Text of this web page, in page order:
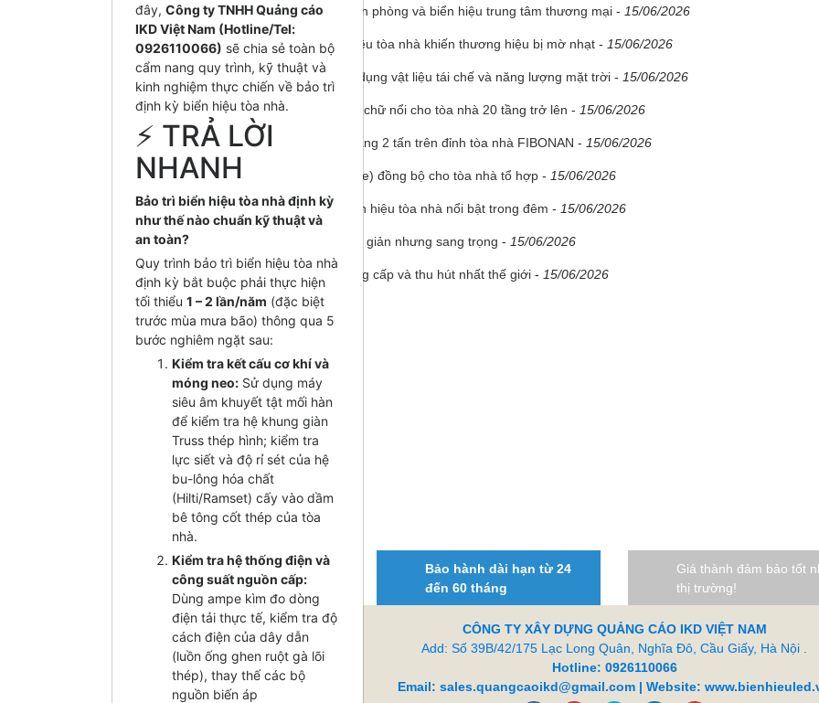
đây, Công ty TNHH Quảng cáo
IKD Việt Nam (Hotline/Tel:
0926110066) sẽ chia sẻ toàn bộ
cẩm nang quy trình, kỹ thuật và
kinh nghiệm thực chiến về bảo trì
định kỳ biển hiệu tòa nhà.
⚡ TRẢ LỜI
NHANH
Bảo trì biển hiệu tòa nhà định kỳ
như thế nào chuẩn kỹ thuật và
an toàn?
Quy trình bảo trì biển hiệu tòa nhà
định kỳ bắt buộc phải thực hiện
tối thiểu 1 – 2 lần/năm (đặc biệt
trước mùa mưa bão) thông qua 5
bước nghiêm ngặt sau:
Kiểm tra kết cấu cơ khí và
móng neo: Sử dụng máy
siêu âm khuyết tật mối hàn
để kiểm tra hệ khung giàn
Truss thép hình; kiểm tra
lực siết và độ rỉ sét của hệ
bu-lông hóa chất
(Hilti/Ramset) cấy vào dầm
bê tông cốt thép của tòa
nhà.
Kiểm tra hệ thống điện và
công suất nguồn cấp:
Dùng ampe kìm đo dòng
điện tải thực tế, kiểm tra độ
cách điện của dây dẫn
(luồn ống ghen ruột gà lõi
thép), thay thế các bộ
nguồn biến áp
Sự khác biệt giữa biển hiệu tòa nhà văn phòng và biển hiệu trung tâm thương mại - 15/06/2026
Sai lầm kinh điển trong thiết kế biển hiệu tòa nhà khiến thương hiệu bị mờ nhạt - 15/06/2026
Biển hiệu tòa nhà xanh: Xu hướng sử dụng vật liệu tái chế và năng lượng mặt trời - 15/06/2026
Cách lựa chọn Font chữ và kích thước chữ nổi cho tòa nhà 20 tầng trở lên - 15/06/2026
Quá trình thi công biển hiệu chữ nổi nặng 2 tấn trên đỉnh tòa nhà FIBONAN - 15/06/2026
Thiết kế hệ thống biển chỉ dẫn (Signage) đồng bộ cho tòa nhà tổ hợp - 15/06/2026
Nghệ thuật phối màu đèn LED cho biển hiệu tòa nhà nổi bật trong đêm - 15/06/2026
Xu hướng thiết kế biển hiệu tòa nhà tối giản nhưng sang trọng - 15/06/2026
Top 20 mẫu biển hiệu tòa nhà đẹp đẳng cấp và thu hút nhất thế giới - 15/06/2026
Thi công, Tư vấn giải
pháp Quảng cáo Công
nghệ Led
Bảo hành dài hạn từ 24
đến 60 tháng
Giá thành đảm bảo tốt
thị trường!
CÔNG TY XÂY DỰNG QUẢNG CÁO IKD VIỆT NAM
Add: Số 39B/42/175 Lạc Long Quân, Nghĩa Đô, Cầu Giấy, Hà Nội .
Hotline: 0926110066
Email: sales.quangcaoikd@gmail.com | Website: